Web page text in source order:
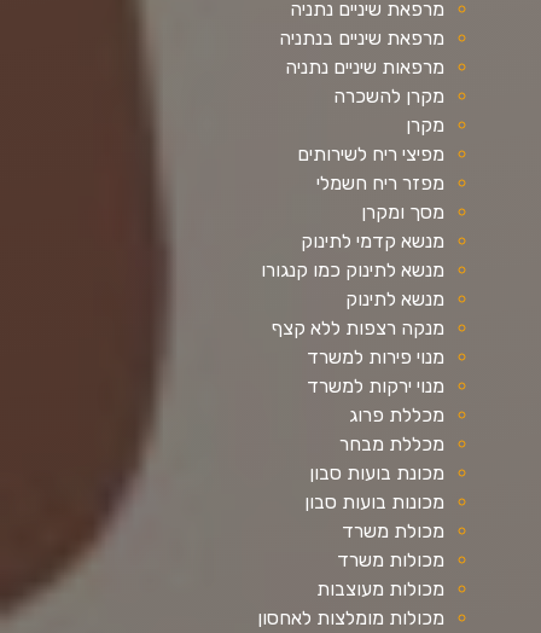
מרפאת שיניים נתניה
מרפאת שיניים בנתניה
מרפאות שיניים נתניה
מקרן להשכרה
מקרן
מפיצי ריח לשירותים
מפזר ריח חשמלי
מסך ומקרן
מנשא קדמי לתינוק
מנשא לתינוק כמו קנגורו
מנשא לתינוק
מנקה רצפות ללא קצף
מנוי פירות למשרד
מנוי ירקות למשרד
מכללת פרוג
מכללת מבחר
מכונת בועות סבון
מכונות בועות סבון
מכולת משרד
מכולות משרד
מכולות מעוצבות
מכולות מומלצות לאחסון